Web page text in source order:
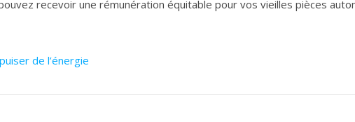
recevoir une rémunération équitable pour vos vieilles pièces
de l’énergie